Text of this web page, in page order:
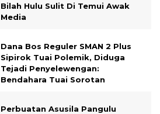
Bilah Hulu Sulit Di Temui Awak
Media
Dana Bos Reguler SMAN 2 Plus
Sipirok Tuai Polemik, Diduga
Tejadi Penyelewengan:
Bendahara Tuai Sorotan
Perbuatan Asusila Pangulu